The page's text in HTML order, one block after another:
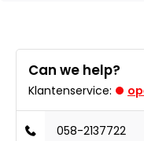
Can we help?
Klantenservice:
058-2137722